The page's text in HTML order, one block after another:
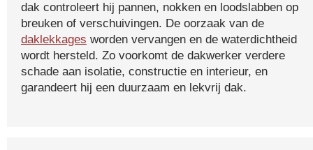
dak controleert hij pannen, nokken en loodslabben op
breuken of verschuivingen. De oorzaak van de
daklekkages worden vervangen en de waterdichtheid
wordt hersteld. Zo voorkomt de dakwerker verdere
schade aan isolatie, constructie en interieur, en
garandeert hij een duurzaam en lekvrij dak.